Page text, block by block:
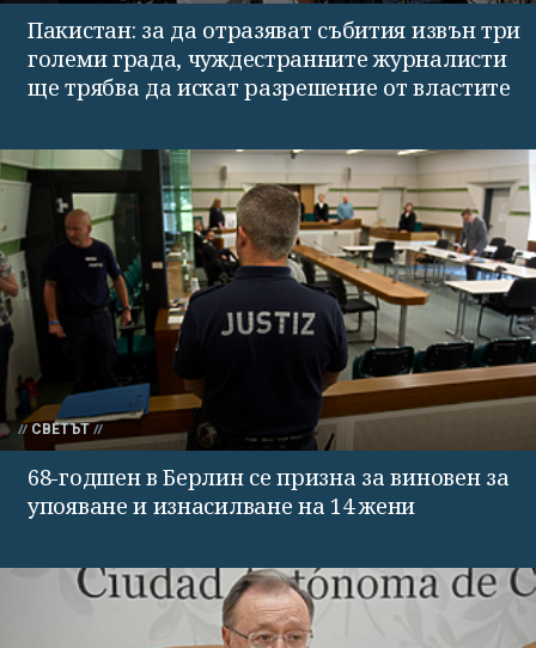
Пакистан: за да отразяват събития извън три
големи града, чуждестранните журналисти
ще трябва да искат разрешение от властите
СВЕТЪТ
68-годшен в Берлин се призна за виновен за
упояване и изнасилване на 14 жени